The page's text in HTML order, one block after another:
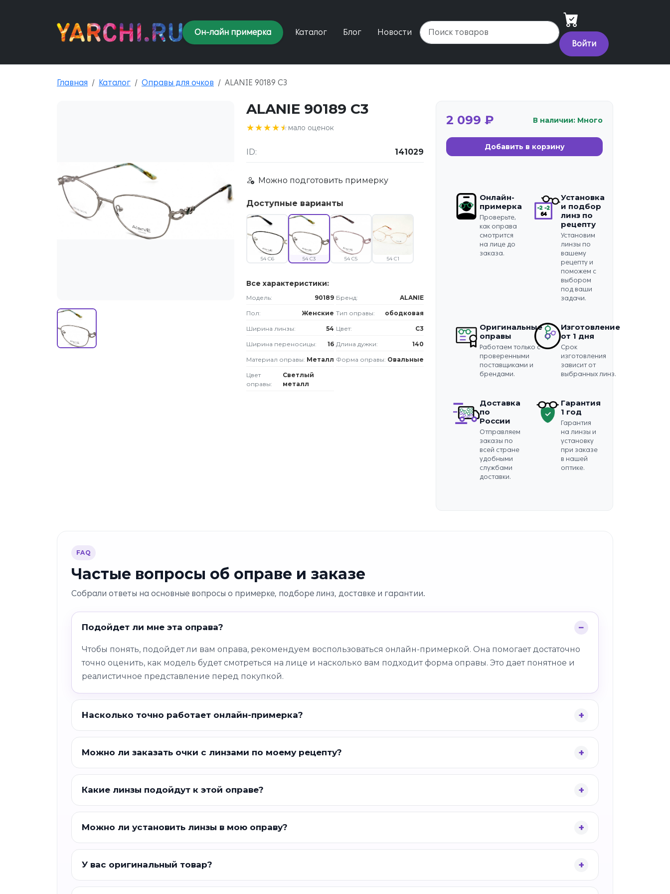
Он-лайн примерка Каталог Блог
Новости
Войти
Главная Каталог Оправы для очков ALANIE 90189 C3
ALANIE 90189 C3
★★★★★
★★★★★мало оценок
ID: 141029
Можно подготовить примерку
Доступные варианты
54 C6 54 C3 54 C5 54 C1
Все характеристики:
Модель: 90189 Бренд: ALANIE
Пол: Женские Тип оправы: ободковая
Ширина линзы: 54 Цвет: C3
Ширина переносицы: 16 Длина дужки: 140
Материал оправы: Металл Форма оправы: Овальные
Цвет
оправы:
Светлый
металл
2 099 ₽ В наличии: Много
Добавить в корзину
Онлайн-
примерка
Проверьте,
как оправа
смотрится
на лице до
заказа.
Установка
и подбор
линз по
рецепту
Установим
линзы по
вашему
рецепту и
поможем с
выбором
под ваши
задачи.
Оригинальные
оправы
Работаем только с
проверенными
поставщиками и
брендами.
Изготовление
от 1 дня
Срок
изготовления
зависит от
выбранных линз.
Доставка
по
России
Отправляем
заказы по
всей стране
удобными
службами
доставки.
Гарантия
1 год
Гарантия
на линзы и
установку
при заказе
в нашей
оптике.
FAQ
Частые вопросы об оправе и заказе
Собрали ответы на основные вопросы о примерке, подборе линз, доставке и гарантии.
Подойдет ли мне эта оправа?
Чтобы понять, подойдет ли вам оправа, рекомендуем воспользоваться онлайн-примеркой. Она помогает достаточно
точно оценить, как модель будет смотреться на лице и насколько вам подходит форма оправы. Это дает понятное и
реалистичное представление перед покупкой.
Насколько точно работает онлайн-примерка?
Можно ли заказать очки с линзами по моему рецепту?
Какие линзы подойдут к этой оправе?
Можно ли установить линзы в мою оправу?
У вас оригинальный товар?